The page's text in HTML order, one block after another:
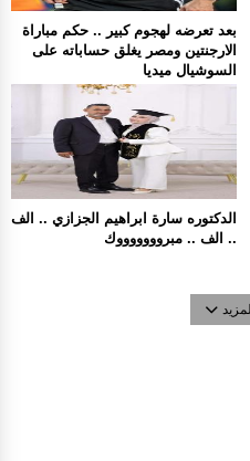
بعد تعرضه لهجوم كبير .. حكم مباراة
الارجنتين ومصر يغلق حساباته على
السوشيال ميديا
الدكتوره سارة ابراهيم الجزازي .. الف
.. الف .. مبروووووووك